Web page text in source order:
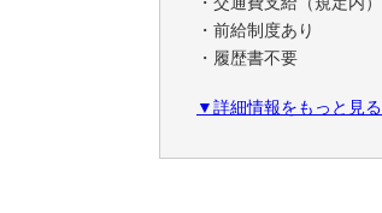
・前給制度あり
・履歴書不要
・マイカー通勤OK
▼詳細情報をもっと見る